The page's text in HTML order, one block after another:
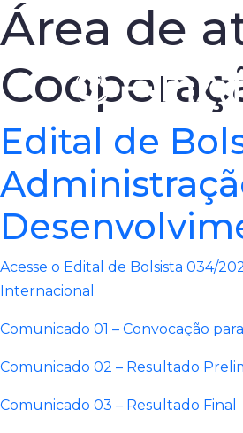
Área de
Edital de
Acesse o Edital de Bolsista 034/
Internacional
Comunicado 01 – Convocação
Comunicado 02 – Resultado
Comunicado 03 – Resultado Final